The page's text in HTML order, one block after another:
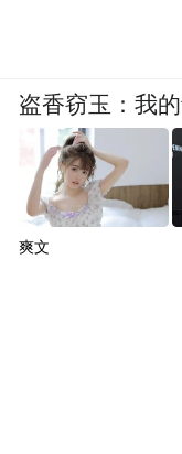
盗香窃玉：我
爽文